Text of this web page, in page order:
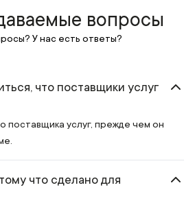
вопросы
У нас есть ответы?
что поставщики услуг
поставщика услуг, прежде чем он
что сделано для